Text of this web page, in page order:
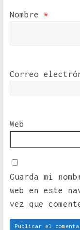
Nombre *
Correo
Web
Guarda mi
web en este
vez que